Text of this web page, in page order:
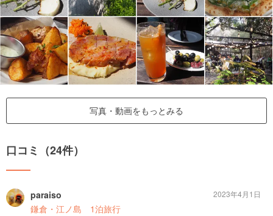
写真・動画をもっとみる
口コミ（24件）
paraiso
鎌倉・江ノ島 1泊旅行
2023年4月1日